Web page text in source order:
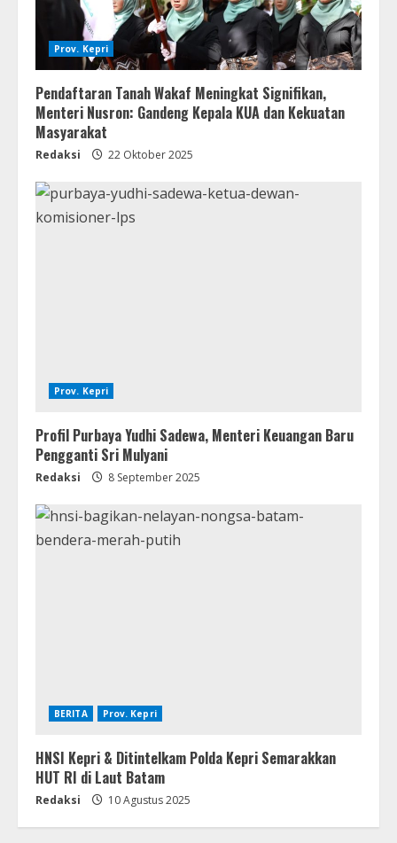
Prov. Kepri
Pendaftaran Tanah Wakaf Meningkat Signifikan,
Menteri Nusron: Gandeng Kepala KUA dan Kekuatan
Masyarakat
Redaksi 22 Oktober 2025
Prov. Kepri
Profil Purbaya Yudhi Sadewa, Menteri Keuangan Baru
Pengganti Sri Mulyani
Redaksi 8 September 2025
BERITA Prov. Kepri
HNSI Kepri & Ditintelkam Polda Kepri Semarakkan
HUT RI di Laut Batam
Redaksi 10 Agustus 2025